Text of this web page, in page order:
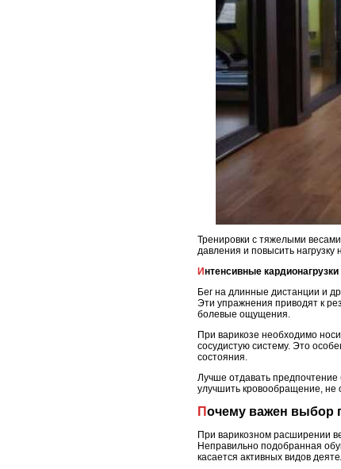
Тренировки с тяжелыми
давления и повысить нагрузку
Интенсивные кардионагрузки
Бег на длинные дистанции и
Эти упражнения приводят к
болевые ощущения.
При варикозе необходимо
сосудистую систему. Это
состояния.
Лучше отдавать
улучшить кровообращение, не
Почему важен выбор
При варикозном расширении
Неправильно подобранная
касается активных видов